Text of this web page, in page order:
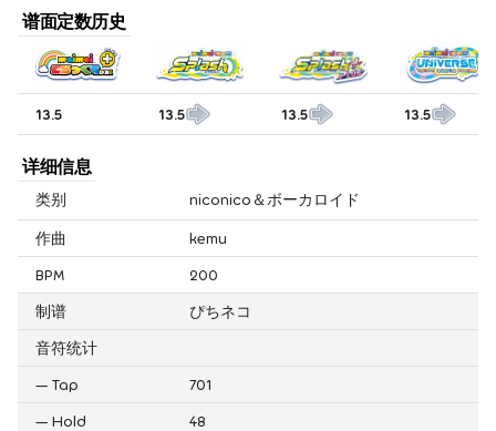
谱面定数历史
13.5 13.5 13.5 13.5
详细信息
类别 niconico＆ボーカロイド
作曲
kemu
BPM
200
制谱
ぴちネコ
音符统计
— Tap
701
— Hold
48